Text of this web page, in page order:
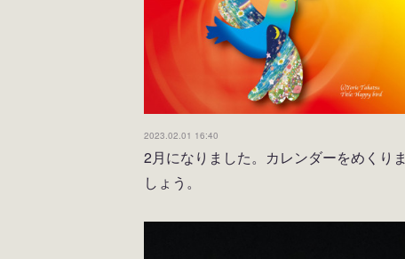
2023.02.01 16:40
2月になりました。カレンダーをめくりま
しょう。